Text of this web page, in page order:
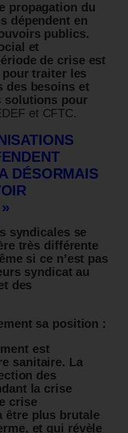
propagation du
dépendent en
publics.
et
de crise est
traiter les
des besoins et
solutions pour
et CFTC.
DÉSORMAIS
syndicales se
très différente
si ce n’est pas
syndicat au
des
sa position :
est
sanitaire. La
des
la crise
crise
être plus brutale
et qui révèle